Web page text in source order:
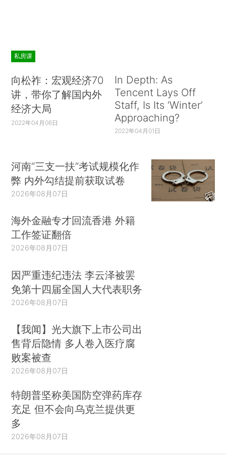
私房课
向松祚：宏观经济70
讲，带你了解国内外
经济大局
2022年04月06日
In Depth: As
Tencent Lays Off
Staff, Is Its ‘Winter’
Approaching?
2022年04月01日
河南“三支一扶”考试规模化作
弊 内外勾结提前获取试卷
2026年08月07日
海外金融专才回流香港 外籍
工作签证翻倍
2026年08月07日
因严重违纪违法 李云泽被罢
免第十四届全国人大代表职务
2026年08月07日
【我闻】光大旗下上市公司出
售背后隐情 多人卷入医疗腐
败案被查
2026年08月07日
特朗普坚称美国防空弹药库存
充足 但不会向乌克兰提供更
多
2026年08月07日